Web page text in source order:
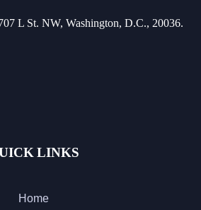
L St. NW, Washington, D.C., 20036.
LINKS
Home